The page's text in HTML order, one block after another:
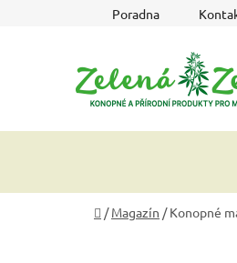
Poradna
Domů
/ Magazín / Konopné